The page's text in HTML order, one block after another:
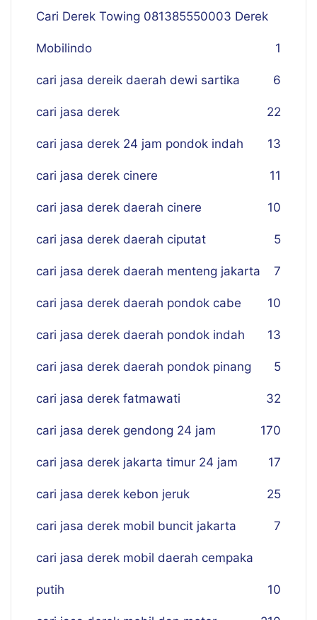
Cari Derek Towing 081385550003 Derek
Mobilindo 1
cari jasa dereik daerah dewi sartika 6
cari jasa derek 22
cari jasa derek 24 jam pondok indah 13
cari jasa derek cinere 11
cari jasa derek daerah cinere 10
cari jasa derek daerah ciputat 5
cari jasa derek daerah menteng jakarta 7
cari jasa derek daerah pondok cabe 10
cari jasa derek daerah pondok indah 13
cari jasa derek daerah pondok pinang 5
cari jasa derek fatmawati 32
cari jasa derek gendong 24 jam 170
cari jasa derek jakarta timur 24 jam 17
cari jasa derek kebon jeruk 25
cari jasa derek mobil buncit jakarta 7
cari jasa derek mobil daerah cempaka
putih 10